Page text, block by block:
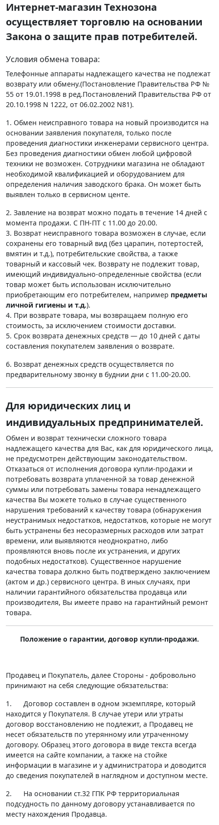
Интернет-магазин Технозона
осуществляет торговлю на основании
Закона о защите прав потребителей.
Условия обмена товара:
Телефонные аппараты надлежащего качества не подлежат
возврату или обмену.(Постановление Правительства РФ №
55 от 19.01.1998 в ред.Постановлений Правительства РФ от
20.10.1998 N 1222, от 06.02.2002 N81).
1. Обмен неисправного товара на новый производится на
основании заявления покупателя, только после
проведения диагностики инженерами сервисного центра.
Без проведения диагностики обмен любой цифровой
техники не возможен. Сотрудники магазина не обладают
необходимой квалификацией и оборудованием для
определения наличия заводского брака. Он может быть
выявлен только в сервисном центе.
2. Завление на возврат можно подать в течение 14 дней с
момента продажи. С ПН-ПТ с 11.00 до 20.00.
3. Возврат неисправного товара возможен в случае, если
сохранены его товарный вид (без царапин, потертостей,
вмятин и т.д.), потребительские свойства, а также
товарный и кассовый чек. Возврату не подлежит товар,
имеющий индивидуально-определенные свойства (если
товар может быть использован исключительно
приобретающим его потребителем, например предметы
личной гигиены и т.д.).
4. При возврате товара, мы возвращаем полную его
стоимость, за исключением стоимости доставки.
5. Срок возврата денежных средств — до 10 дней с даты
составления покупателем заявления о возврате.
6. Возврат денежных средств осуществляется по
предварительному звонку в буднии дни с 11.00-20.00.
Для юридических лиц и
индивидуальных предпринимателей.
Обмен и возврат технически сложного товара
надлежащего качества для Вас, как для юридического лица,
не предусмотрен действующим законодательством.
Отказаться от исполнения договора купли-продажи и
потребовать возврата уплаченной за товар денежной
суммы или потребовать замены товара ненадлежащего
качества Вы можете только в случае существенного
нарушения требований к качеству товара (обнаружения
неустранимых недостатков, недостатков, которые не могут
быть устранены без несоразмерных расходов или затрат
времени, или выявляются неоднократно, либо
проявляются вновь после их устранения, и других
подобных недостатков). Существенное нарушение
качества товара должно быть подтверждено заключением
(актом и др.) сервисного центра. В иных случаях, при
наличии гарантийного обязательства продавца или
производителя, Вы имеете право на гарантийный ремонт
товара.
Положение о гарантии, договор купли-продажи.
Продавец и Покупатель, далее Стороны - добровольно
принимают на себя следующие обязательства:
1. Договор составлен в одном экземпляре, который
находится у Покупателя. В случае утери или утраты
договор восстановлению не подлежит, а Продавец не
несет обязательств по утерянному или утраченному
договору. Образец этого договора в виде текста всегда
имеется на сайте компании, а также на стойке
информации в магазине и у администратора и доводится
до сведения покупателей в наглядном и доступном месте.
2. На основании ст.32 ГПК РФ территориальная
подсудность по данному договору устанавливается по
месту нахождения Продавца.